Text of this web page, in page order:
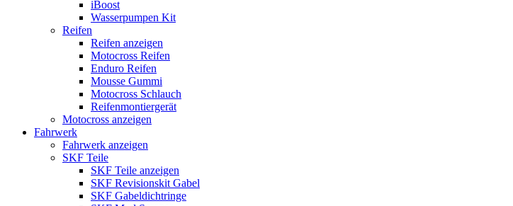
iBoost
Wasserpumpen Kit
Reifen
Reifen anzeigen
Motocross Reifen
Enduro Reifen
Mousse Gummi
Motocross Schlauch
Reifenmontiergerät
Motocross anzeigen
Fahrwerk
Fahrwerk anzeigen
SKF Teile
SKF Teile anzeigen
SKF Revisionskit Gabel
SKF Gabeldichtringe